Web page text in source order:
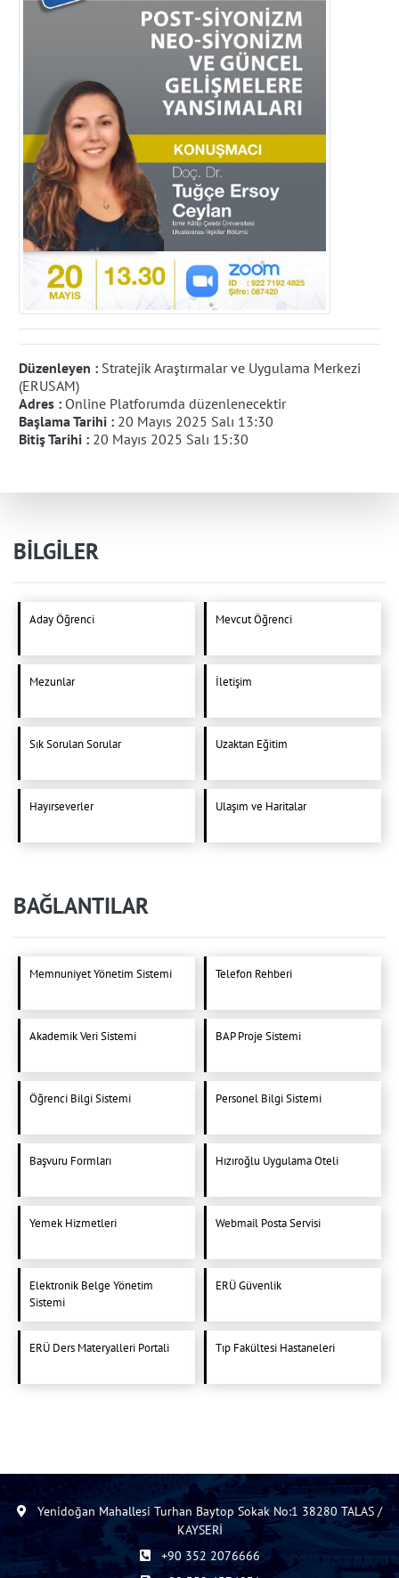
Düzenleyen : Stratejik Araştırmalar ve Uygulama Merkezi
(ERUSAM)
Adres : Online Platforumda düzenlenecektir
Başlama Tarihi : 20 Mayıs 2025 Salı 13:30
Bitiş Tarihi : 20 Mayıs 2025 Salı 15:30
BİLGİLER
Aday Öğrenci Mevcut Öğrenci
Mezunlar İletişim
Sık Sorulan Sorular Uzaktan Eğitim
Hayırseverler Ulaşım ve Haritalar
BAĞLANTILAR
Memnuniyet Yönetim Sistemi Telefon Rehberi
Akademik Veri Sistemi BAP Proje Sistemi
Öğrenci Bilgi Sistemi Personel Bilgi Sistemi
Başvuru Formları Hızıroğlu Uygulama Oteli
Yemek Hizmetleri Webmail Posta Servisi
Elektronik Belge Yönetim
Sistemi
ERÜ Güvenlik
ERÜ Ders Materyalleri Portali Tıp Fakültesi Hastaneleri
Yenidoğan Mahallesi Turhan Baytop Sokak No:1 38280 TALAS /
KAYSERİ
+90 352 2076666